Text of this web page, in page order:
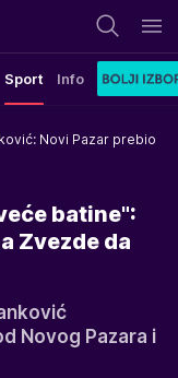
Sport Info
Novi Pazar prebio
batine":
Zvezde da
Novog Pazara i